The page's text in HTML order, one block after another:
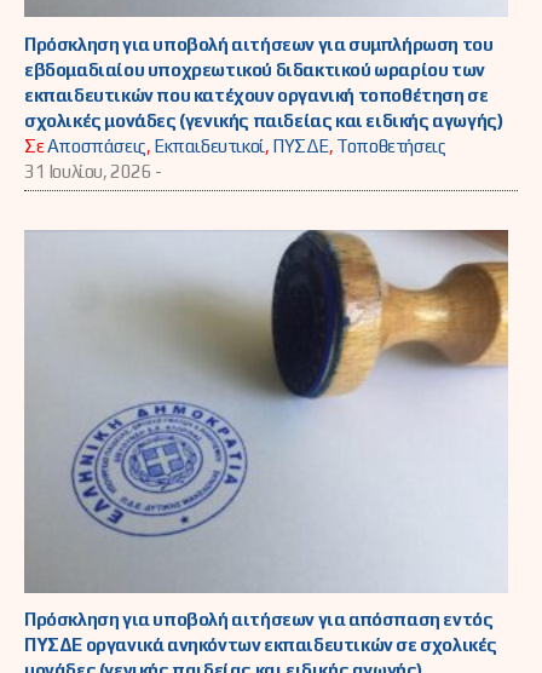
Πρόσκληση για υποβολή αιτήσεων για συμπλήρωση του
εβδομαδιαίου υποχρεωτικού διδακτικού ωραρίου των
εκπαιδευτικών που κατέχουν οργανική τοποθέτηση σε
σχολικές μονάδες (γενικής παιδείας και ειδικής αγωγής)
ΣεΑποσπάσεις, Εκπαιδευτικοί, ΠΥΣΔΕ, Τοποθετήσεις
31 Ιουλίου, 2026 -
Πρόσκληση για υποβολή αιτήσεων για απόσπαση εντός
ΠΥΣΔΕ οργανικά ανηκόντων εκπαιδευτικών σε σχολικές